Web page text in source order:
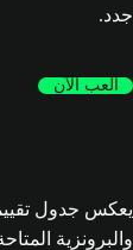
جدد.
العب الآن
يعكس جدول